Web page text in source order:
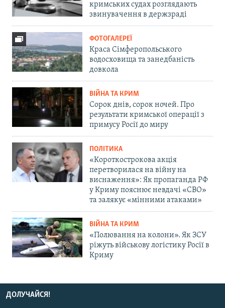
кримських судах розглядають
звинувачення в держзраді
ФОТОГАЛЕРЕЇ
Краса Сімферопольського
водосховища та занедбаність
довкола
ВІЙНА ТА КРИМ
Сорок днів, сорок ночей. Про
результати кримської операції з
примусу Росії до миру
ПОЛІТИКА
«Короткострокова акція
перетворилася на війну на
виснаження»: Як пропаганда РФ
у Криму пояснює невдачі «СВО»
та залякує «мінними атаками»
ВІЙНА ТА КРИМ
«Полювання на колони». Як ЗСУ
ріжуть військову логістику Росії в
Криму
ДОЛУЧАЙСЯ!